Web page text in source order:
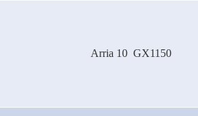
Arria 10 GX1150